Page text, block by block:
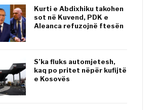
Kurti e Abdixhiku takohen
sot në Kuvend, PDK e
Aleanca refuzojnë ftesën
S’ka fluks automjetesh,
kaq po pritet nëpër kufijtë
e Kosovës